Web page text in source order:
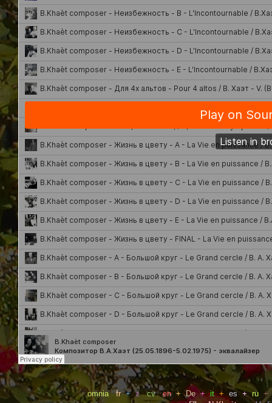
omnia fr + z cv en + De + it + es + ru +